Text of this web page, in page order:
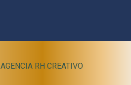
AGENCIA RH CREATIVO